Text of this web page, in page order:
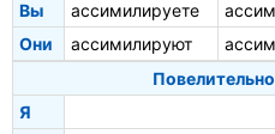
Вы
ассимилируете
Они
ассимилируют
Я